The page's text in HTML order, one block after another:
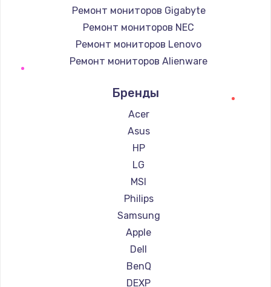
Ремонт мониторов Gigabyte
Ремонт мониторов NEC
Ремонт мониторов Lenovo
Ремонт мониторов Alienware
Ремонт мониторов Thunderobot
Ремонт мониторов Hisense
Ремонт мониторов АОС
Ремонт мониторов Ardor
Ремонт мониторов Machenike
Ремонт мониторов iru
Ремонт мониторов Titan Army
Ремонт мониторов iFFALCON
Ремонт мониторов Dahua
Бренды
Acer
Asus
HP
LG
MSI
Philips
Samsung
Apple
Dell
BenQ
DEXP